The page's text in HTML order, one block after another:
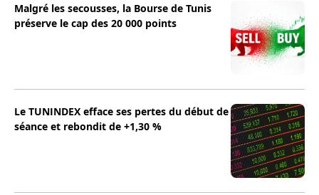
Malgré les secousses, la Bourse de Tunis
préserve le cap des 20 000 points
Le TUNINDEX efface ses pertes du début de
séance et rebondit de +1,30 %